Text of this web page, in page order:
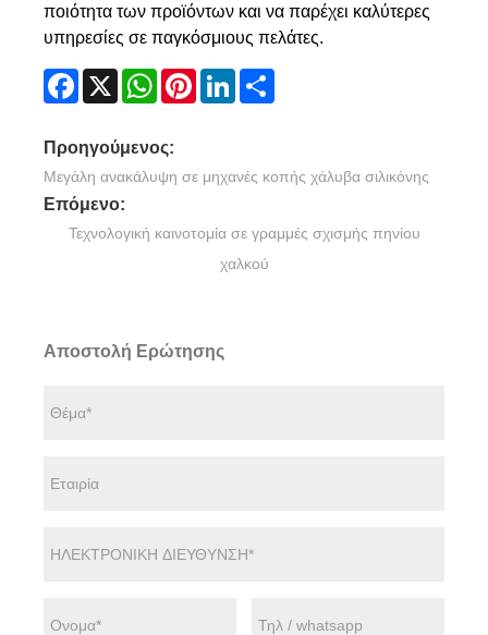
ποιότητα των προϊόντων και να παρέχει καλύτερες
υπηρεσίες σε παγκόσμιους πελάτες.
Facebook
X WhatsAppPinterestLinkedIn
Προηγούμενος:
Μεγάλη ανακάλυψη σε μηχανές κοπής χάλυβα σιλικόνης
Επόμενο:
Τεχνολογική καινοτομία σε γραμμές σχισμής πηνίου
χαλκού
Αποστολή Ερώτησης